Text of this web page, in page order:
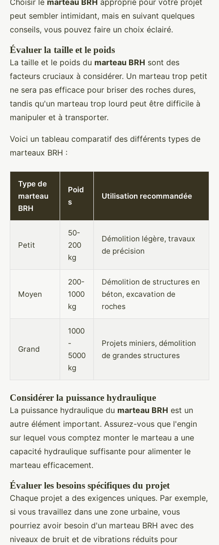
Choisir le marteau BRH approprié pour votre projet
peut sembler intimidant, mais en suivant quelques
conseils, vous pouvez faire un choix éclairé.
Évaluer la taille et le poids
La taille et le poids du marteau BRH sont des
facteurs cruciaux à considérer. Un marteau trop petit
ne sera pas efficace pour briser des roches dures,
tandis qu'un marteau trop lourd peut être difficile à
manipuler et à transporter.
Voici un tableau comparatif des différents types de
marteaux BRH :
Type de
marteau
BRH
Poid
s
Utilisation recommandée
Petit
50-
200
kg
Démolition légère, travaux
de précision
Moyen
200-
1000
kg
Démolition de structures en
béton, excavation de
roches
Grand
1000
-
5000
kg
Projets miniers, démolition
de grandes structures
Considérer la puissance hydraulique
La puissance hydraulique du marteau BRH est un
autre élément important. Assurez-vous que l'engin
sur lequel vous comptez monter le marteau a une
capacité hydraulique suffisante pour alimenter le
marteau efficacement.
Évaluer les besoins spécifiques du projet
Chaque projet a des exigences uniques. Par exemple,
si vous travaillez dans une zone urbaine, vous
pourriez avoir besoin d'un marteau BRH avec des
niveaux de bruit et de vibrations réduits pour